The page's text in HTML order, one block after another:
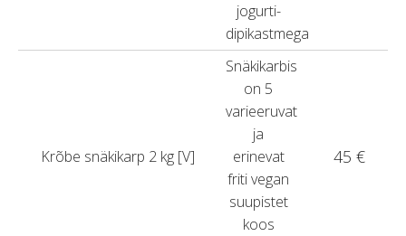
jogurti-
dipikastmega
Krõbe snäkikarp 2 kg [V]
Snäkikarbis
on 5
varieeruvat
ja
erinevat
friti vegan
suupistet
koos
45 €